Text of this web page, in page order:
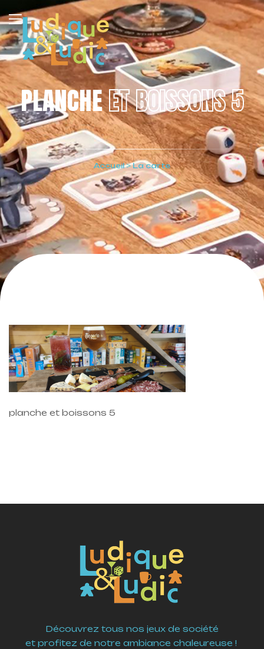
PLANCHEET BOISSONS 5
Accueil>La carte
planche et boissons 5
Découvrez tous nos jeux de société
et profitez de notre ambiance chaleureuse !